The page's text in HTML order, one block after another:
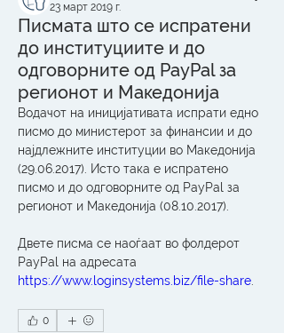
23 март 2019 г.
Писмата што се испратени
до институциите и до
одговорните од PayPal за
регионот и Македонија
Водачот на иницијативата испрати едно
писмо до министерот за финансии и до
најдлежните институции во Македонија
(29.06.2017). Исто така е испратено
писмо и до одговорните од PayPal за
регионот и Македонија (08.10.2017).
Двете писма се наоѓаат во фолдерот
https://www.loginsystems.biz/file-share.
0